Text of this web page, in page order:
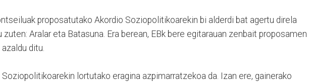
proposatutako Akordio Soziopolitikoarekin bi alderdi bat agertu direla
zuten: Aralar eta Batasuna. Era berean, EBk bere egitarauan zenbait proposamen
ditu.
lortutako eragina azpimarratzekoa da. Izan ere, gainerako